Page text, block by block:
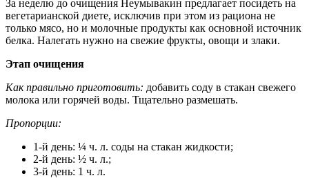
За неделю до очищения Неумывакин предлагает посидеть на
вегетарианской диете, исключив при этом из рациона не
только мясо, но и молочные продукты как основной источник
белка. Налегать нужно на свежие фрукты, овощи и злаки.
Этап очищения
Как правильно приготовить: добавить соду в стакан свежего
молока или горячей воды. Тщательно размешать.
Пропорции:
1-й день: ¼ ч. л. соды на стакан жидкости;
2-й день: ½ ч. л.;
3-й день: 1 ч. л.